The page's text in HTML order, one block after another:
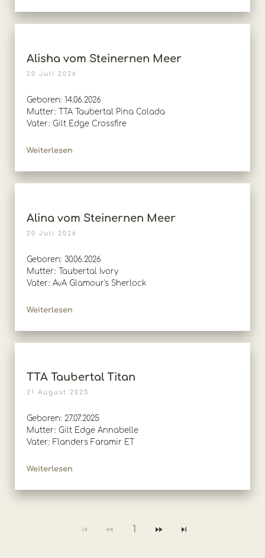
Alisha vom Steinernen Meer
20 Juli 2026
Geboren: 14.06.2026
Mutter: TTA Taubertal Pina Colada
Vater: Gilt Edge Crossfire
Weiterlesen
Alina vom Steinernen Meer
20 Juli 2026
Geboren: 30.06.2026
Mutter: Taubertal Ivory
Vater: AvA Glamour's Sherlock
Weiterlesen
TTA Taubertal Titan
21 August 2025
Geboren: 27.07.2025
Mutter: Gilt Edge Annabelle
Vater: Flanders Faramir ET
Weiterlesen
1